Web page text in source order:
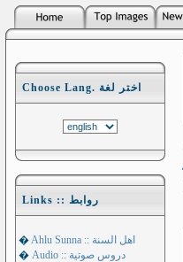
Choose Lang. اختر لغة
Links :: روابط
�
Ahlu Sunna :: اهل السنة
�
Audio :: دروس صوتية